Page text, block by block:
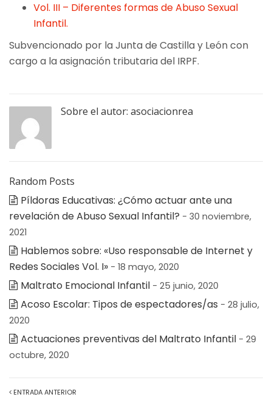
Vol. III – Diferentes formas de Abuso Sexual
Infantil.
Subvencionado por la Junta de Castilla y León con
cargo a la asignación tributaria del IRPF.
Sobre el autor: asociacionrea
Random Posts
Píldoras Educativas: ¿Cómo actuar ante una
revelación de Abuso Sexual Infantil? - 30 noviembre,
2021
Hablemos sobre: «Uso responsable de Internet y
Redes Sociales Vol. I» - 18 mayo, 2020
Maltrato Emocional Infantil - 25 junio, 2020
Acoso Escolar: Tipos de espectadores/as - 28 julio,
2020
Actuaciones preventivas del Maltrato Infantil - 29
octubre, 2020
ENTRADA ANTERIOR